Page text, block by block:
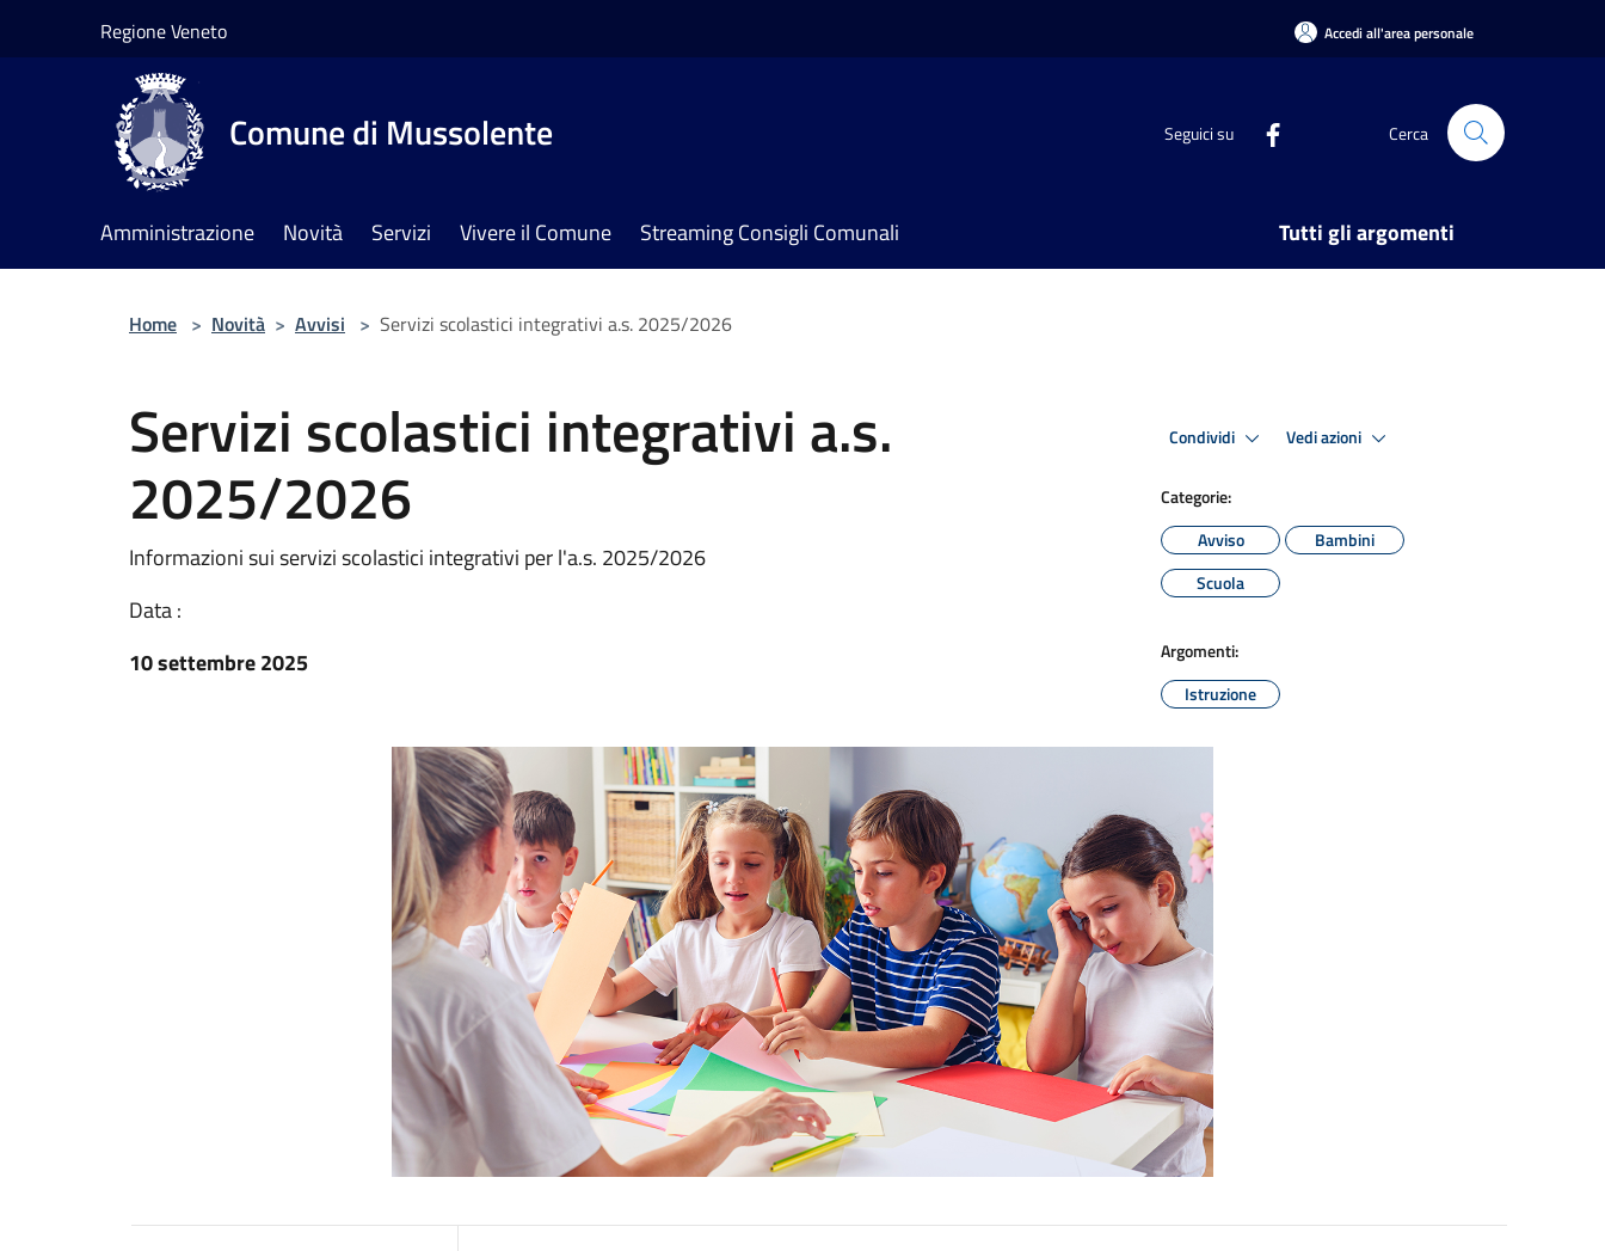
Regione Veneto Accedi all'area personale
Comune di Mussolente Seguici su Cerca
Amministrazione Novità Servizi Vivere il Comune Streaming Consigli Comunali Tutti gli argomenti
Home > Novità > Avvisi > Servizi scolastici integrativi a.s. 2025/2026
Servizi scolastici integrativi a.s.
2025/2026
Informazioni sui servizi scolastici integrativi per l'a.s. 2025/2026
Data :
10 settembre 2025
Condividi Vedi azioni
Categorie:
Avviso
Bambini
Scuola
Argomenti:
Istruzione